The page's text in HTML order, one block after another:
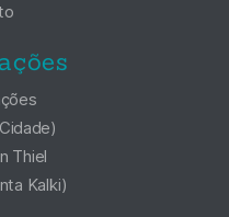
Thiel
Kalki)